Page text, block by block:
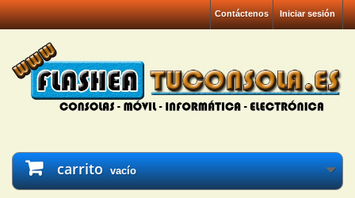
Iniciar sesión
Contáctenos
carrito vacío